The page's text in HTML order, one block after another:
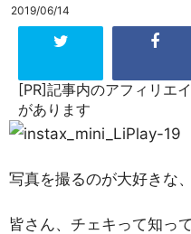
2019/06/14
[PR]記事内のアフィリエ
があります
写真を撮るのが大好きな
皆さん、チェキって知っ